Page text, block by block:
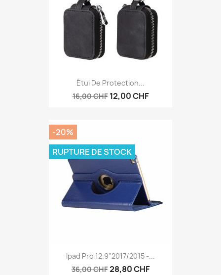
Étui De Protection...
16,00 CHF 12,00 CHF
Ipad Pro 12.9''2017/2015 -...
36,00 CHF28,80 CHF
-20%
RUPTURE DE STOCK